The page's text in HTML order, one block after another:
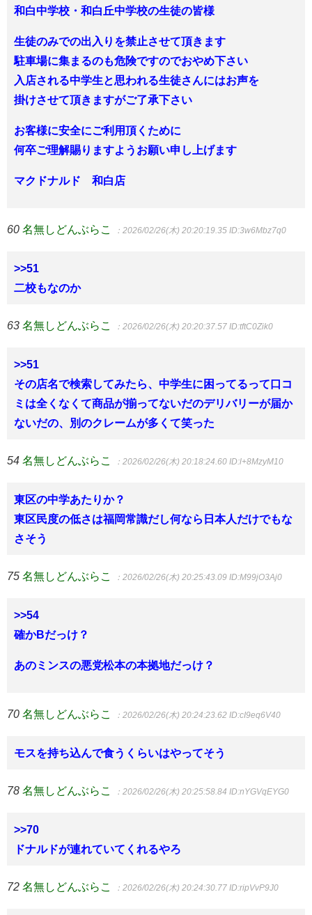
和白中学校・和白丘中学校の生徒の皆様
生徒のみでの出入りを禁止させて頂きます
駐車場に集まるのも危険ですのでおやめ下さい
入店される中学生と思われる生徒さんにはお声を
掛けさせて頂きますがご了承下さい
お客様に安全にご利用頂くために
何卒ご理解賜りますようお願い申し上げます
マクドナルド 和白店
60 名無しどんぶらこ ：2026/02/26(木) 20:20:19.35 ID:3w6Mbz7q0
>>51
二校もなのか
63 名無しどんぶらこ ：2026/02/26(木) 20:20:37.57 ID:tftC0Zik0
>>51
その店名で検索してみたら、中学生に困ってるって口コ
ミは全くなくて商品が揃ってないだのデリバリーが届か
ないだの、別のクレームが多くて笑った
54 名無しどんぶらこ ：2026/02/26(木) 20:18:24.60 ID:l+8MzyM10
東区の中学あたりか？
東区民度の低さは福岡常識だし何なら日本人だけでもな
さそう
75 名無しどんぶらこ ：2026/02/26(木) 20:25:43.09 ID:M99jO3Aj0
>>54
確かBだっけ？
あのミンスの悪党松本の本拠地だっけ？
70 名無しどんぶらこ ：2026/02/26(木) 20:24:23.62 ID:cI9eq6V40
モスを持ち込んで食うくらいはやってそう
78 名無しどんぶらこ ：2026/02/26(木) 20:25:58.84 ID:nYGVqEYG0
>>70
ドナルドが連れていてくれるやろ
72 名無しどんぶらこ ：2026/02/26(木) 20:24:30.77 ID:ripVvP9J0